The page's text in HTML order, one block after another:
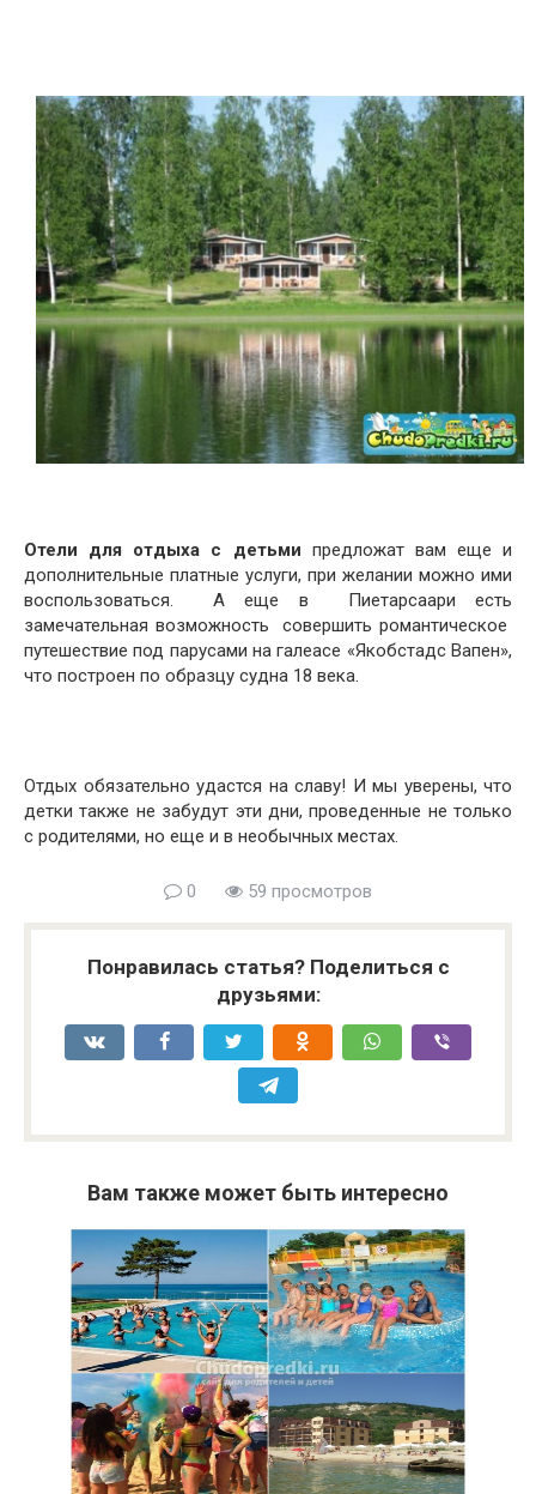
Отели для отдыха с детьми предложат вам еще и
дополнительные платные услуги, при желании можно ими
воспользоваться. А еще в Пиетарсаари есть
замечательная возможность совершить романтическое
путешествие под парусами на галеасе «Якобстадс Вапен»,
что построен по образцу судна 18 века.
Отдых обязательно удастся на славу! И мы уверены, что
детки также не забудут эти дни, проведенные не только
с родителями, но еще и в необычных местах.
0 59 просмотров
Понравилась статья? Поделиться с
друзьями:
Вам также может быть интересно